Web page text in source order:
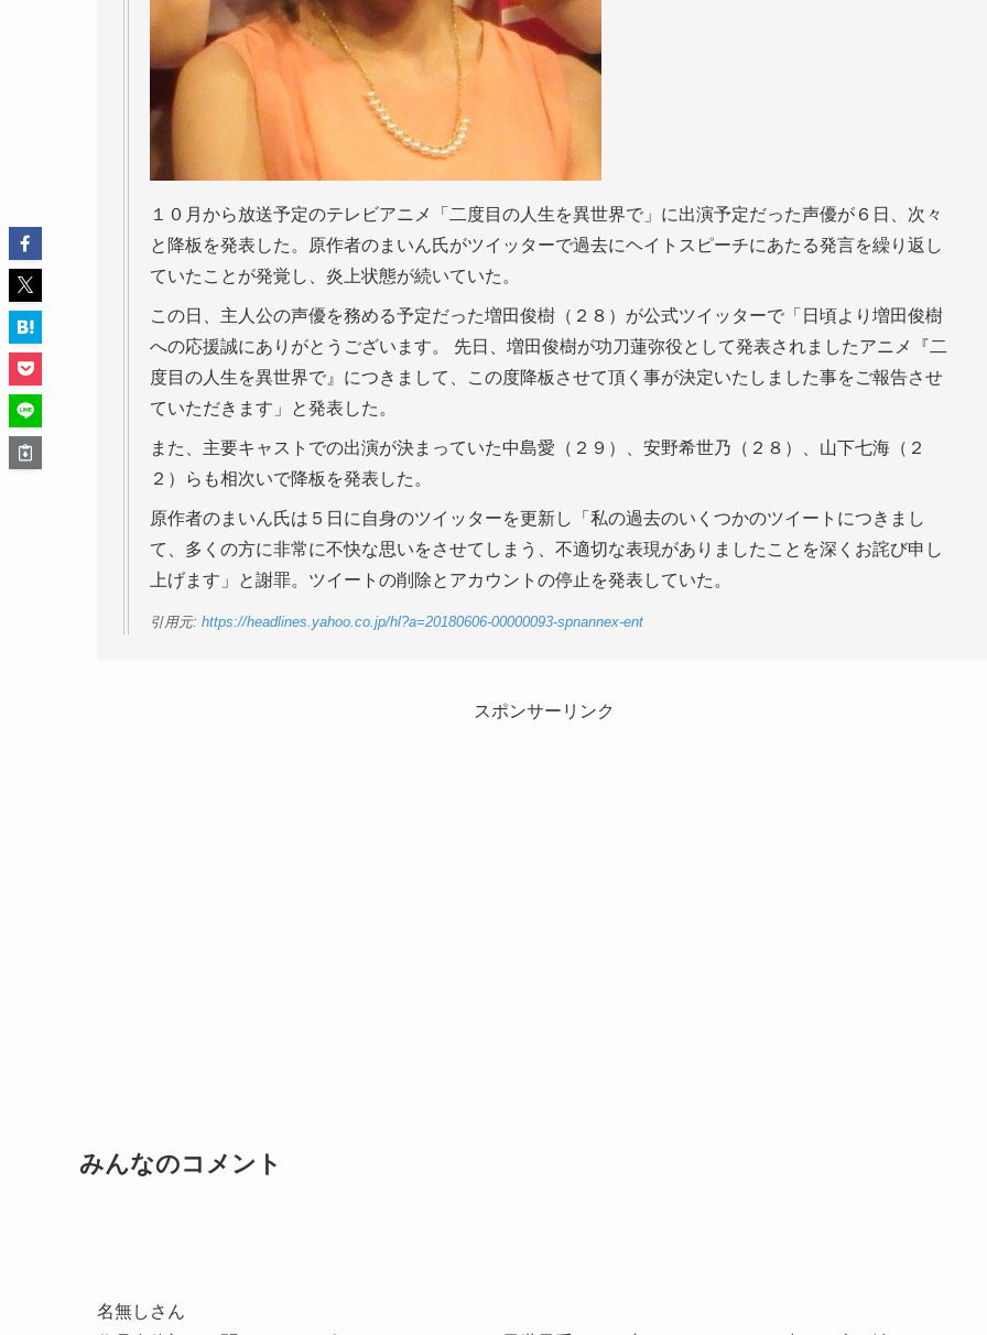
１０月から放送予定のテレビアニメ「二度目の人生を異世界で」に出演予定だった声優が６日、次々
と降板を発表した。原作者のまいん氏がツイッターで過去にヘイトスピーチにあたる発言を繰り返し
ていたことが発覚し、炎上状態が続いていた。
この日、主人公の声優を務める予定だった増田俊樹（２８）が公式ツイッターで「日頃より増田俊樹
への応援誠にありがとうございます。 先日、増田俊樹が功刀蓮弥役として発表されましたアニメ『二
度目の人生を異世界で』につきまして、この度降板させて頂く事が決定いたしました事をご報告させ
ていただきます」と発表した。
また、主要キャストでの出演が決まっていた中島愛（２９）、安野希世乃（２８）、山下七海（２
２）らも相次いで降板を発表した。
原作者のまいん氏は５日に自身のツイッターを更新し「私の過去のいくつかのツイートにつきまし
て、多くの方に非常に不快な思いをさせてしまう、不適切な表現がありましたことを深くお詫び申し
上げます」と謝罪。ツイートの削除とアカウントの停止を発表していた。
引用元: https://headlines.yahoo.co.jp/hl?a=20180606-00000093-spnannex-ent
スポンサーリンク
みんなのコメント
名無しさん